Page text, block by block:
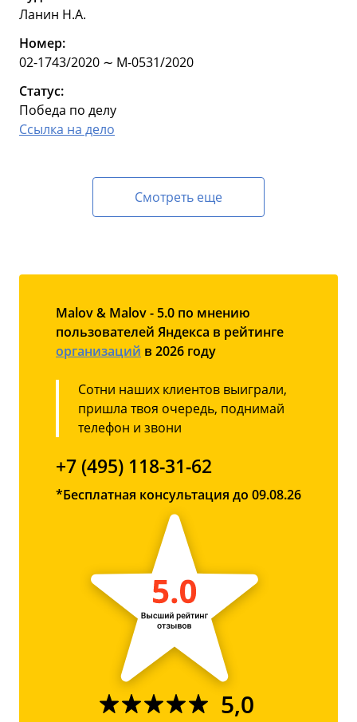
Ланин Н.А.
Номер:
02-1743/2020 ∼ М-0531/2020
Статус:
Победа по делу
Ссылка на дело
Смотреть еще
Malov & Malov - 5.0 по мнению
пользователей Яндекса в рейтинге
организаций в 2026 году
Сотни наших клиентов выиграли,
пришла твоя очередь, поднимай
телефон и звони
+7 (495) 118-31-62
*Бесплатная консультация до 09.08.26
5,0